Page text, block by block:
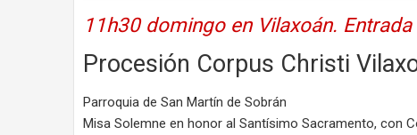
11h30 domingo en Vilaxoán. Entrada
Procesión Corpus Christi
Parroquia de San Martín de Sobrán
Misa Solemne en honor al Santísimo Sacramento, con